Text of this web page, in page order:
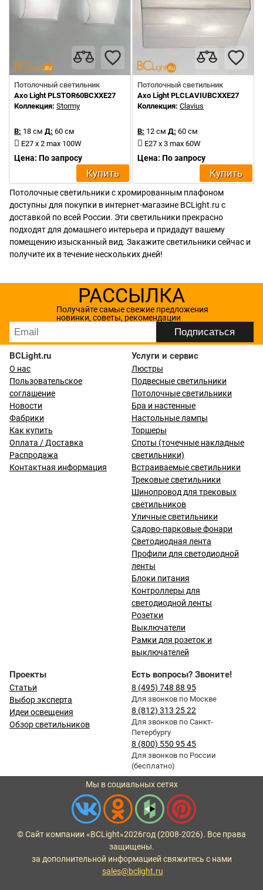
Потолочный светильник
Axo Light PLSTOR60BCXXE27
Коллекция: Stormy
В: 18 см Д: 60 см
E27 х 2 max 100W
Цена: По запросу
Купить
Потолочный светильник
Axo Light PLCLAVIUBCXXE27
Коллекция: Clavius
В: 12 см Д: 60 см
E27 х 3 max 60W
Цена: По запросу
Купить
Потолочные светильники с хромированным плафоном
доступны для покупки в интернет-магазине BCLight.ru с
доставкой по всей России. Эти светильники прекрасно
подходят для домашнего интерьера и придадут вашему
помещению изысканный вид. Закажите светильники сейчас и
получите их в течение нескольких дней!
РАССЫЛКА
Получайте самые свежие предложения
новинки, советы, рекомендации
BCLight.ru
О нас
Пользовательское
соглашение
Новости
Фабрики
Как купить
Оплата / Доставка
Распродажа
Контактная информация
Услуги и сервис
Люстры
Подвесные светильники
Потолочные светильники
Бра и настенные
Настольные лампы
Торшеры
Споты (точечные накладные
светильники)
Встраиваемые светильники
Трековые светильники
Шинопровод для трековых
светильников
Уличные светильники
Садово-парковые фонари
Светодиодная лента
Профили для светодиодной
ленты
Блоки питания
Контроллеры для
светодиодной ленты
Розетки
Выключатели
Рамки для розеток и
выключателей
Проекты
Статьи
Выбор эксперта
Идеи освещения
Обзор светильников
Есть вопросы? Звоните!
8 (495) 748 88 95
Для звонков по Москве
8 (812) 313 25 22
Для звонков по Санкт-
Петербургу
8 (800) 550 95 45
Для звонков по России
(бесплатно)
Мы в социальных сетях
© Сайт компании «BCLight»2026год (2008-2026). Все права
защищены.
за дополнительной информацией свяжитесь с нами
sales@bclight.ru